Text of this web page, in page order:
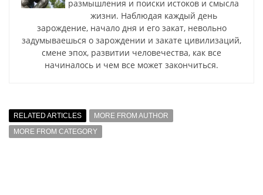
размышления и поиски истоков и смысла
жизни. Наблюдая каждый день
зарождение, начало дня и его закат, невольно
задумываешься о зарождении и закате цивилизаций,
смене эпох, развитии человечества, как все
начиналось и чем все может закончиться.
RELATED ARTICLES
MORE FROM AUTHOR
MORE FROM CATEGORY